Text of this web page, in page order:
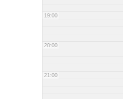
19:00
20:00
21:00